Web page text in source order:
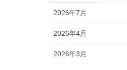
2026年7月
2026年4月
2026年3月